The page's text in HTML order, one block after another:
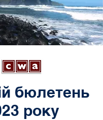
бюлетень
року